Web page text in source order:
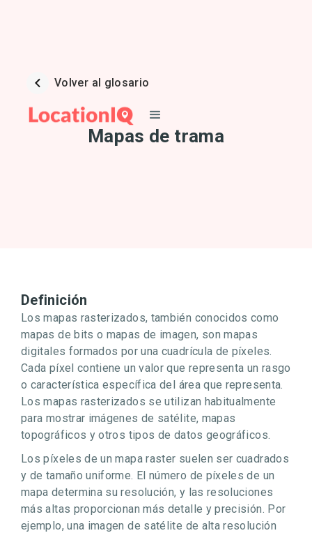
Volver al glosario
Mapas de trama
Definición
Los mapas rasterizados, también conocidos como
mapas de bits o mapas de imagen, son mapas
digitales formados por una cuadrícula de píxeles.
Cada píxel contiene un valor que representa un rasgo
o característica específica del área que representa.
Los mapas rasterizados se utilizan habitualmente
para mostrar imágenes de satélite, mapas
topográficos y otros tipos de datos geográficos.
Los píxeles de un mapa raster suelen ser cuadrados
y de tamaño uniforme. El número de píxeles de un
mapa determina su resolución, y las resoluciones
más altas proporcionan más detalle y precisión. Por
ejemplo, una imagen de satélite de alta resolución